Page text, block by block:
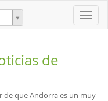
Toggle
de
de que Andorra es un muy